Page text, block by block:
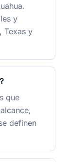
y
Texas y
que
definen